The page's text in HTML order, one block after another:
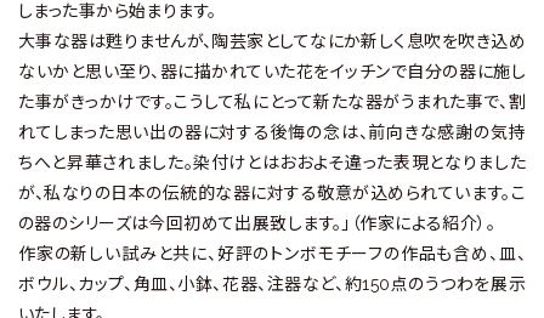
しまった事から始まります。
大事な器は甦りませんが、陶芸家としてなにか新しく息吹を吹き込め
ないかと思い至り、器に描かれていた花をイッチンで自分の器に施し
た事がきっかけです。こうして私にとって新たな器がうまれた事で、割
れてしまった思い出の器に対する後悔の念は、前向きな感謝の気持
ちへと昇華されました。染付けとはおおよそ違った表現となりました
が、私なりの日本の伝統的な器に対する敬意が込められています。こ
の器のシリーズは今回初めて出展致します。」（作家による紹介）。
作家の新しい試みと共に、好評のトンボモチーフの作品も含め、皿、
ボウル、カップ、角皿、小鉢、花器、注器など、約150点のうつわを展示